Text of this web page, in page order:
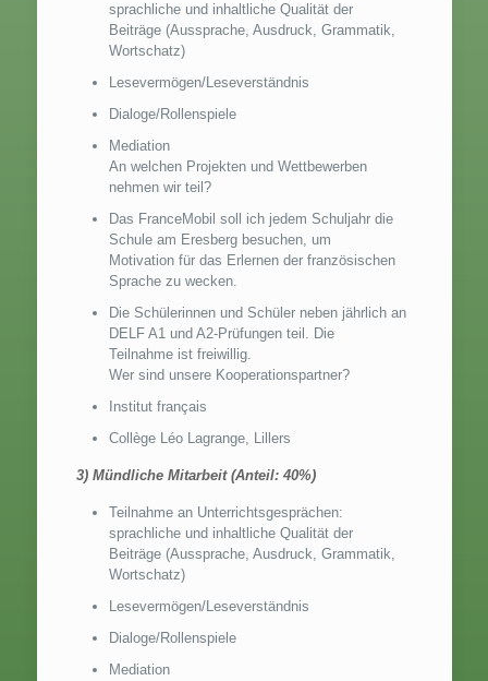
sprachliche und inhaltliche Qualität der
Beiträge (Aussprache, Ausdruck, Grammatik,
Wortschatz)
Lesevermögen/Leseverständnis
Dialoge/Rollenspiele
Mediation
An welchen Projekten und Wettbewerben
nehmen wir teil?
Das FranceMobil soll ich jedem Schuljahr die
Schule am Eresberg besuchen, um
Motivation für das Erlernen der französischen
Sprache zu wecken.
Die Schülerinnen und Schüler neben jährlich an
DELF A1 und A2-Prüfungen teil. Die
Teilnahme ist freiwillig.
Wer sind unsere Kooperationspartner?
Institut français
Collège Léo Lagrange, Lillers
3) Mündliche Mitarbeit (Anteil: 40%)
Teilnahme an Unterrichtsgesprächen:
sprachliche und inhaltliche Qualität der
Beiträge (Aussprache, Ausdruck, Grammatik,
Wortschatz)
Lesevermögen/Leseverständnis
Dialoge/Rollenspiele
Mediation